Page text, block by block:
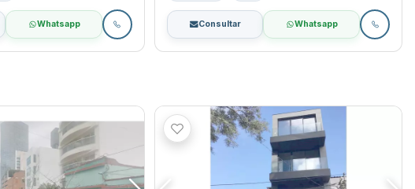
Whatsapp Consultar Whatsapp